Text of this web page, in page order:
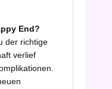
End?
der richtige
verlief